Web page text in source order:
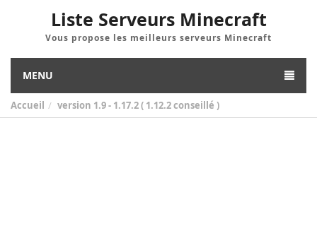
Liste Serveurs Minecraft
Vous propose les meilleurs serveurs Minecraft
MENU
Accueil version 1.9 - 1.17.2 ( 1.12.2 conseillé )